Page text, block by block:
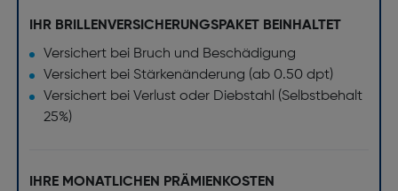
IHR BRILLENVERSICHERUNGSPAKET BEINHALTET
Versichert bei Bruch und Beschädigung
Versichert bei Stärkenänderung (ab 0.50 dpt)
Versichert bei Verlust oder Diebstahl (Selbstbehalt
25%)
IHRE MONATLICHEN PRÄMIENKOSTEN